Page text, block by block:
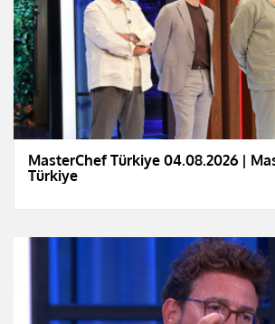
MasterChef Türkiye 04.08.2026 |
Türkiye